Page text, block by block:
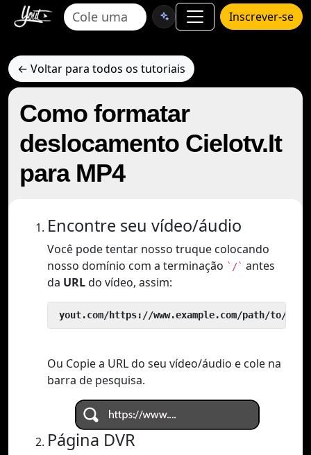
Inscrever-se
← Voltar para todos os tutoriais
Como formatar
deslocamento Cielotv.It
para MP4
Encontre seu vídeo/áudio
Você pode tentar nosso truque colocando
nosso domínio com a terminação `/` antes
da URLdo vídeo, assim:
yout.com/https://www.example.com/path/to/
Ou Copie a URL do seu vídeo/áudio e cole na
barra de pesquisa.
Página DVR